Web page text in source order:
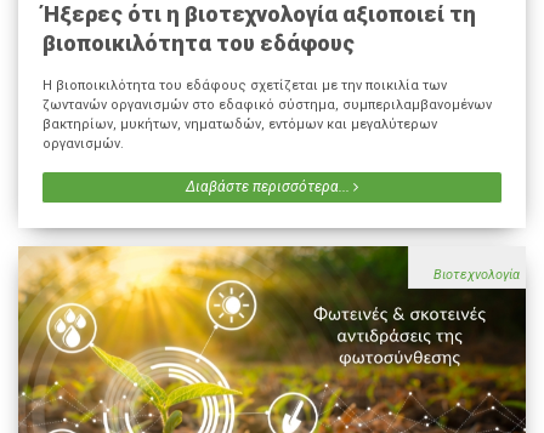
Ήξερες ότι η βιοτεχνολογία αξιοποιεί τη
βιοποικιλότητα του εδάφους
Η βιοποικιλότητα του εδάφους σχετίζεται με την ποικιλία των
ζωντανών οργανισμών στο εδαφικό σύστημα, συμπεριλαμβανομένων
βακτηρίων, μυκήτων, νηματωδών, εντόμων και μεγαλύτερων
οργανισμών.
Διαβάστε περισσότερα...
Βιοτεχνολογία